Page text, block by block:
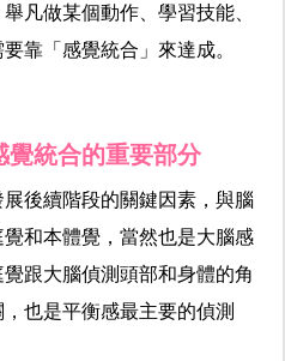
凡做某個動作、學習技能、
靠「感覺統合」來達成。
覺統合的重要部分
後續階段的關鍵因素，與腦
和本體覺，當然也是大腦感
跟大腦偵測頭部和身體的角
也是平衡感最主要的偵測